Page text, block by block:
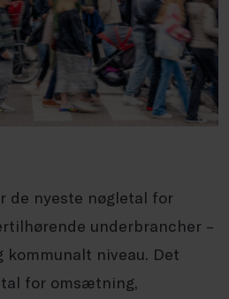
de nyeste nøgletal for
underbrancher –
kommunalt niveau. Det
for omsætning,